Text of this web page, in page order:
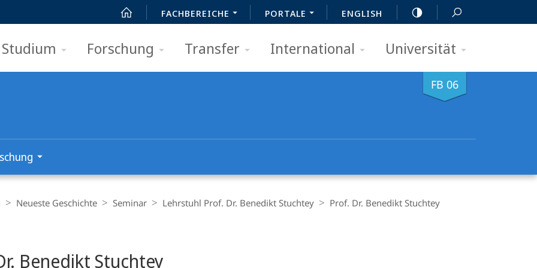
FACHBEREICHE PORTALE ENGLISH
Studium Forschung Transfer International Universität
FB 06
Neueste Geschichte Seminar Lehrstuhl Prof. Dr. Benedikt Stuchtey Prof. Dr. Benedikt Stuchtey
Benedikt Stuchtey